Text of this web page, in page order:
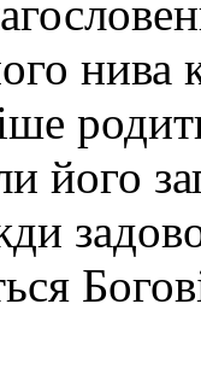
нива
його